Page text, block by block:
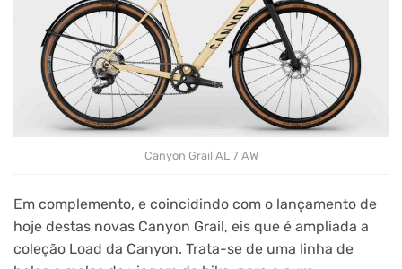
Canyon Grail AL 7 AW
Em complemento, e coincidindo com o lançamento de
hoje destas novas Canyon Grail, eis que é ampliada a
coleção Load da Canyon. Trata-se de uma linha de